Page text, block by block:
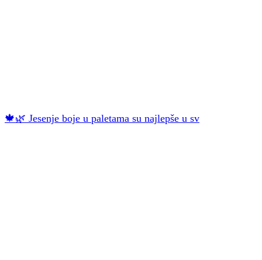
🍁🌿 Jesenje boje u paletama su najlepše u sv